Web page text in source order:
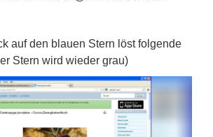
auf den blauen Stern löst folgende
Stern wird wieder grau)